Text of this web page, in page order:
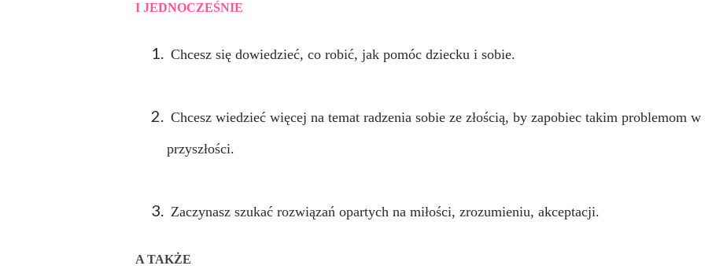
I JEDNOCZEŚNIE
Chcesz się dowiedzieć, co robić, jak pomóc dziecku i sobie.
Chcesz wiedzieć więcej na temat radzenia sobie ze złością, by zapobiec takim problemom w
przyszłości.
Zaczynasz szukać rozwiązań opartych na miłości, zrozumieniu, akceptacji.
A TAKŻE